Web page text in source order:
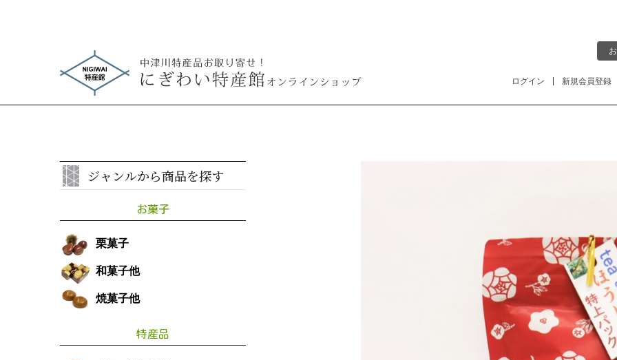
ログイン 新規会員登録
ジャンルから商品を探す
お菓子
栗菓子
和菓子他
焼菓子他
特産品